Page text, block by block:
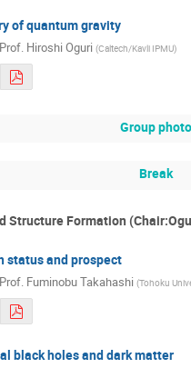
of quantum gravity
Prof. Hiroshi Oguri (Caltech/Kavli IPMU)
Group photo
Break
Structure Formation
status and prospect
Prof. Fuminobu Takahashi (Tohoku
black holes and dark matter